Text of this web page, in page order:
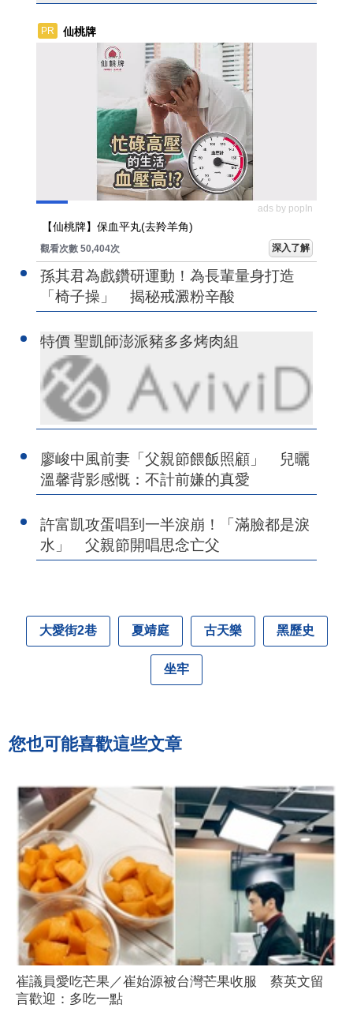
PR 仙桃牌
ads by popIn
【仙桃牌】保血平丸(去羚羊角)
觀看次數 50,404次 深入了解
孫其君為戲鑽研運動！為長輩量身打造
「椅子操」 揭秘戒澱粉辛酸
特價 聖凱師澎派豬多多烤肉組
廖峻中風前妻「父親節餵飯照顧」 兒曬
溫馨背影感慨：不計前嫌的真愛
許富凱攻蛋唱到一半淚崩！「滿臉都是淚
水」 父親節開唱思念亡父
大愛街2巷 夏靖庭 古天樂 黑歷史
坐牢
您也可能喜歡這些文章
崔議員愛吃芒果／崔始源被台灣芒果收服 蔡英文留
言歡迎：多吃一點